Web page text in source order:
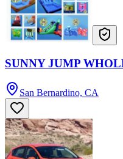
SUNNY JUMP
San Bernardino, CA